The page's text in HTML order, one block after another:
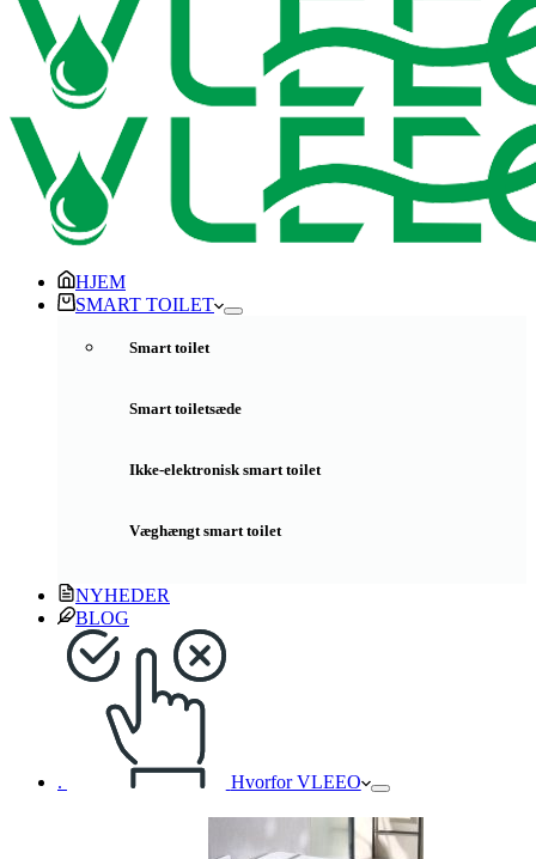
HJEM
SMART TOILET
Smart toilet
Smart toiletsæde
Ikke-elektronisk smart toilet
Væghængt smart toilet
NYHEDER
BLOG
. Hvorfor VLEEO